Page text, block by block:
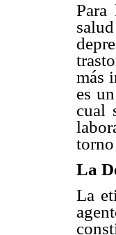
Para
más
es
cual
La
La